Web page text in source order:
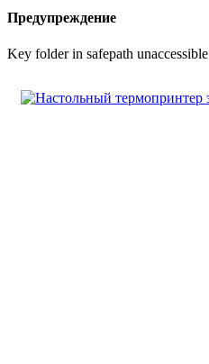
Предупреждение
Key folder in safepath unaccessible